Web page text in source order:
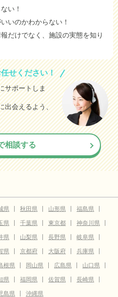
い！
いのかわからない！
だけでなく、施設の実態を知り
せください！
サポートしま
出会えるよう、
相談する
県 秋田県 山形県
福島県
県 千葉県 東京都
神奈川県
県 山梨県 長野県
岐阜県
県 京都府 大阪府
兵庫県
根県 岡山県 広島県
山口県
県 福岡県 佐賀県
長崎県
島県 沖縄県